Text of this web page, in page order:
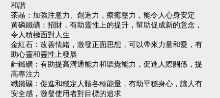
和諧
茶晶：加強注意力、創造力，療癒壓力，能令人心身安定
黃磷鐵礦：招財，有助靈性上的提升，幫助促成新的意念，
令人積極面對人生
金紅石：改善情緒，激發正面思想，可以帶來力量和愛，有
助心靈和靈性上發展
針鐵礦：有助提高溝通能力和聽覺能力，促進人際關係，提
高專注力
纖鐵礦：促進和穩定人體各種能量，有助平穩身心，讓人有
安全感，激發使用者對目標的追求